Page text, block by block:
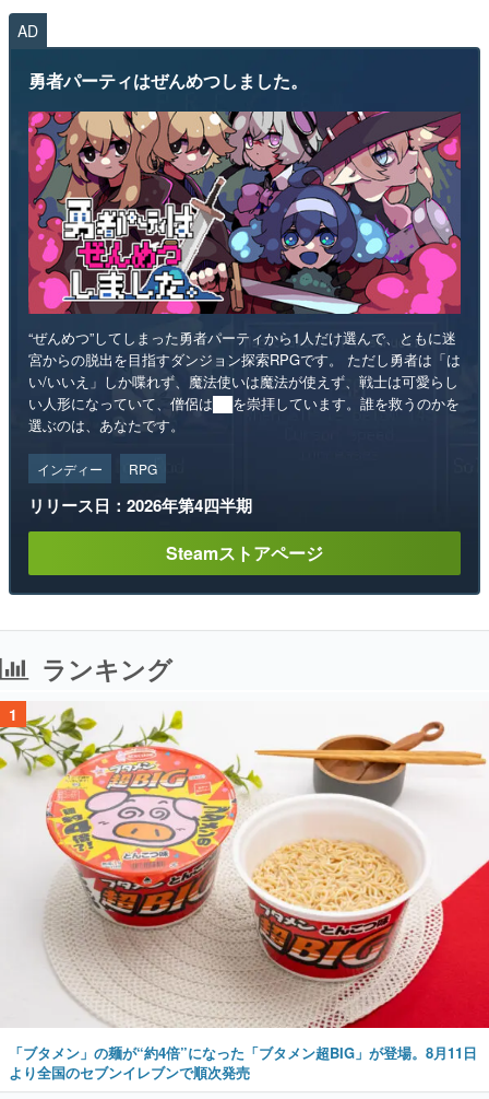
AD
勇者パーティはぜんめつしました。
“ぜんめつ”してしまった勇者パーティから1人だけ選んで、ともに迷
宮からの脱出を目指すダンジョン探索RPGです。 ただし勇者は「は
い/いいえ」しか喋れず、魔法使いは魔法が使えず、戦士は可愛らし
い人形になっていて、僧侶は██を崇拝しています。誰を救うのかを
選ぶのは、あなたです。
インディー RPG
リリース日：2026年第4四半期
Steamストアページ
ランキング
1
「ブタメン」の麺が“約4倍”になった「ブタメン超BIG」が登場。8月11日
より全国のセブンイレブンで順次発売